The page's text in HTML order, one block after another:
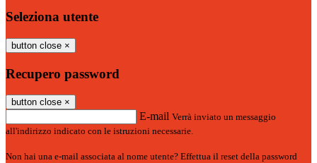
Seleziona utente
button close ×
Recupero password
button close ×
E-mail Verrà inviato un messaggio
all'indirizzo indicato con le istruzioni necessarie.
Non hai una e-mail associata al nome utente? Effettua il reset della password